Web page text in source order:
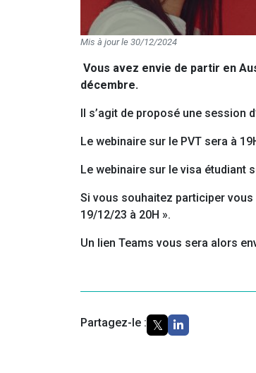
Mis à jour le 30/12/2024
Vous avez envie de partir en
décembre.
Il s’agit de proposé une
Le webinaire sur le PVT sera à
Le webinaire sur le visa étudiant
Si vous souhaitez participer
19/12/23 à 20H ».
Un lien Teams vous sera alors
Partagez-le :